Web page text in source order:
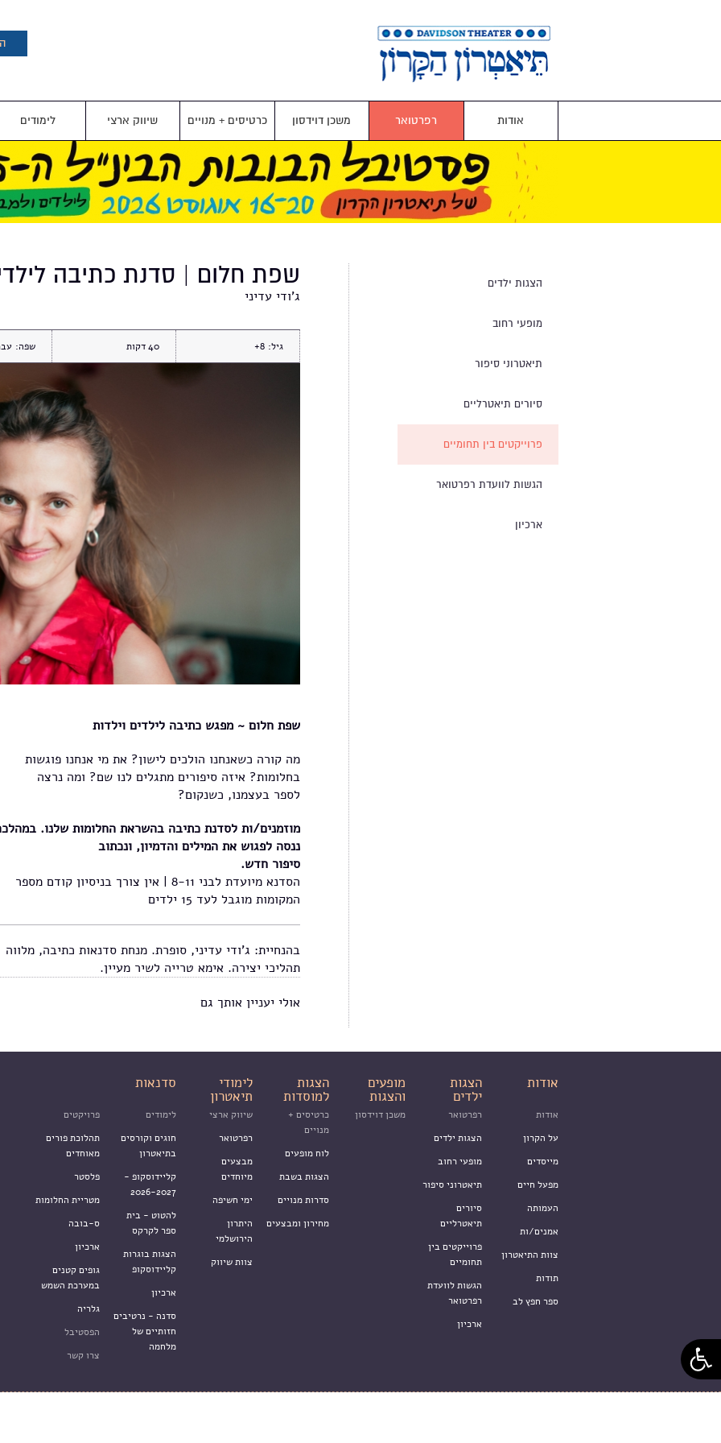
אודות רפרטואר משכן דוידסון כרטיסים + מנויים שיווק ארצי לימודים
הצגות ילדים
מופעי רחוב
תיאטרוני סיפור
סיורים תיאטרליים
פרוייקטים בין תחומיים
הגשות לוועדת רפרטואר
ארכיון
שפת חלום | סדנת כתיבה
ג'ודי עדיני
גיל: 8+
40 שפה:
שפת חלום ~ מפגש כתיבה לילדים וילדות
מה קורה כשאנחנו הולכים לישון? את מי אנחנו פוגשות
בחלומות? איזה סיפורים מתגלים לנו שם? ומה נרצה
לספר בעצמנו, כשנקום?
מוזמנים/ות לסדנת כתיבה בהשראת החלומות שלנו.
ננסה לפגוש את המילים והדמיון, ונכתוב
סיפור חדש.
הסדנא מיועדת לבני 8-11 | אין צורך בניסיון קודם מספר
המקומות מוגבל לעד 15 ילדים
בהנחיית: ג'ודי עדיני, סופרת. מנחת סדנאות כתיבה, מלווה
תהליכי יצירה. אימא טרייה לשיר מעיין.
אולי יעניין אותך גם
אודות הצגות
ילדים
מופעים
והצגות
הצגות
למוסדות
לימודי
תיאטרון
סדנאות
אודות
על הקרון
מייסדים
מפעל חיים
העמותה
אמנים/ות
צוות התיאטרון
תודות
ספר חפץ לב
רפרטואר
הצגות ילדים
מופעי רחוב
תיאטרוני סיפור
סיורים
תיאטרליים
פרוייקטים בין
תחומיים
הגשות לוועדת
רפרטואר
ארכיון
משכן דוידסון
כרטיסים +
מנויים
לוח מופעים
הצגות בשבת
סדרות מנויים
מחירון ומבצעים
שיווק ארצי
רפרטואר
מבצעים
מיוחדים
ימי חשיפה
היתרון
הירושלמי
צוות שיווק
לימודים
חוגים וקורסים
בתיאטרון
קליידוסקופ -
2026-2027
להטוט - בית
ספר לקרקס
הצגות בוגרות
קליידוסקופ
ארכיון
סדנה - נרטיבים
חזותיים של
מלחמה
פרויקטים
תהלוכת פורים
מאוחדים
פלסטר
מטריית החלומות
ס-בובה
ארכיון
גופים קטנים
במערכת השמש
גלריה
הפסטיבל
צרו קשר